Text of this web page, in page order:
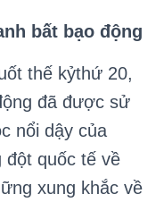
bất bạo động
thế kỷthứ 20,
đã được sử
nổi dậy của
đột quốc tế về
xung khắc về